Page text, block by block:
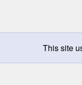
Chọn giao diện
This site